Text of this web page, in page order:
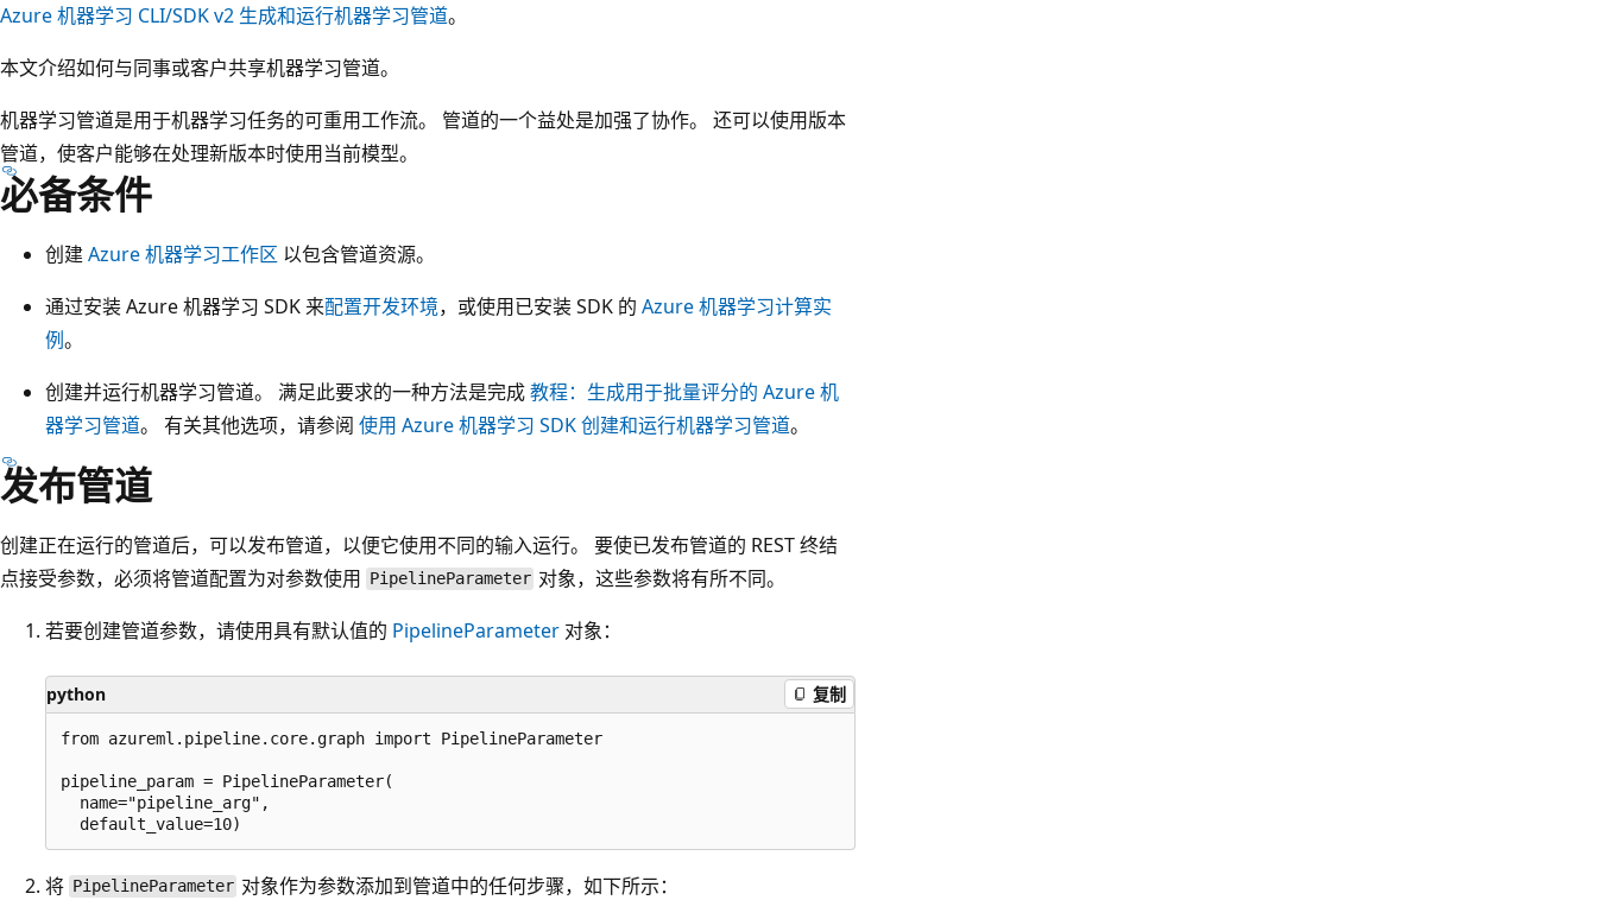
Azure 机器学习 CLI/SDK v2 生成和运行机器学习管道。
本文介绍如何与同事或客户共享机器学习管道。
机器学习管道是用于机器学习任务的可重用工作流。 管道的一个益处是加强了协作。 还可以使用版本
管道，使客户能够在处理新版本时使用当前模型。
必备条件
创建Azure 机器学习工作区 以包含管道资源。
通过安装 Azure 机器学习 SDK 来配置开发环境，或使用已安装 SDK 的 Azure 机器学习计算实
例。
创建并运行机器学习管道。 满足此要求的一种方法是完成教程：生成用于批量评分的 Azure 机
器学习管道。 有关其他选项，请参阅 使用 Azure 机器学习 SDK 创建和运行机器学习管道。
发布管道
创建正在运行的管道后，可以发布管道，以便它使用不同的输入运行。 要使已发布管道的 REST 终结
点接受参数，必须将管道配置为对参数使用 PipelineParameter 对象，这些参数将有所不同。
若要创建管道参数，请使用具有默认值的 PipelineParameter 对象：
python 复制
from azureml.pipeline.core.graph import PipelineParameter
pipeline_param = PipelineParameter(
  name="pipeline_arg",
将 PipelineParameter 对象作为参数添加到管道中的任何步骤，如下所示：